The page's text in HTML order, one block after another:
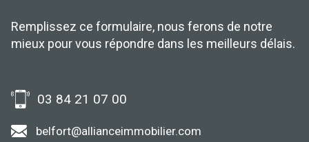
Remplissez ce formulaire, nous ferons de notre
mieux pour vous répondre dans les meilleurs délais.
03 84 21 07 00
belfort@allianceimmobilier.com